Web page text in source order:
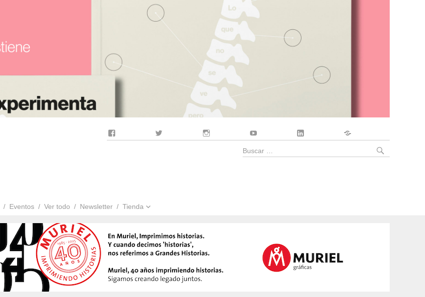
Eventos Ver todo Newsletter Tienda
Buscar